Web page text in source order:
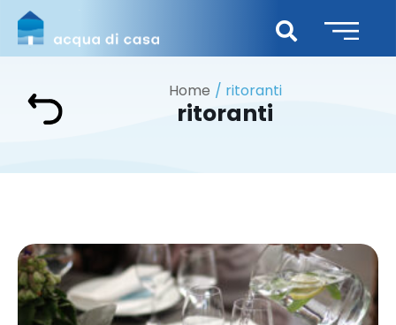
Home ritoranti
ritoranti